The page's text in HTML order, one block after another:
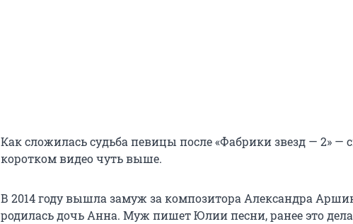
Как сложилась судьба певицы после «Фабрики звезд — 2» —
коротком видео чуть выше.
В 2014 году вышла замуж за композитора Александра
родилась дочь Анна. Муж пишет Юлии песни, ранее это